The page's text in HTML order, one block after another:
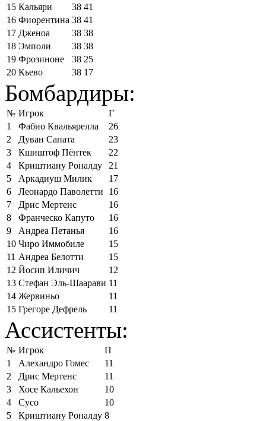
15 Кальяри 38 41
16 Фиорентина 38 41
17 Дженоа 38 38
18 Эмполи 38 38
19 Фрозиноне 38 25
20 Кьево 38 17
Бомбардиры:
№ Игрок
Г
1
Фабио Квальярелла
26
2
Дуван Сапата
23
3
Кшиштоф Пёнтек
22
4
Криштиану Роналду
21
5
Аркадиуш Милик
17
6
Леонардо Паволетти
16
7
Дрис Мертенс
16
8
Франческо Капуто
16
9
Андреа Петанья
16
10 Чиро Иммобиле
15
11 Андреа Белотти
15
12 Йосип Иличич
12
13 Стефан Эль-Шаарави 11
14 Жервиньо
11
15 Грегоре Дефрель 11
Ассистенты:
№ Игрок
П
1
Алехандро Гомес
11
2
Дрис Мертенс
11
3
Хосе Кальехон
10
4
Сусо
10
5
Криштиану Роналду 8